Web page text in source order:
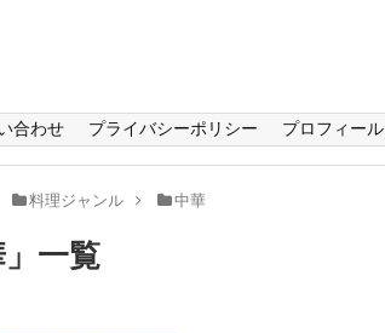
合わせ プライバシーポリシー プロフィール
料理ジャンル 中華
」 一覧